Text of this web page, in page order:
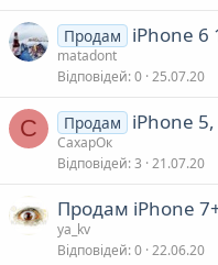
Продам iPhone 6
matadont
Відповідей 0 25.07.20
С Продам iPhone
СахарОк
Відповідей 3 21.07.20
Продам iPhone
ya_kv
Відповідей 0 22.06.20